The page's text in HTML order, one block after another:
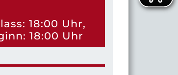
18:00 Uhr,
18:00 Uhr